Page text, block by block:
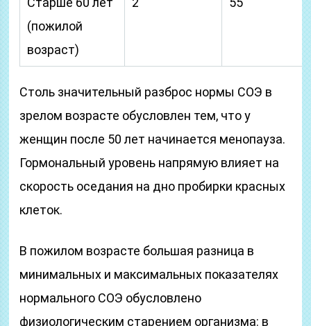
(пожилой
возраст)
Столь значительный разброс нормы СОЭ в
зрелом возрасте обусловлен тем, что у
женщин после 50 лет начинается менопауза.
Гормональный уровень напрямую влияет на
скорость оседания на дно пробирки красных
клеток.
В пожилом возрасте большая разница в
минимальных и максимальных показателях
нормального СОЭ обусловлено
физиологическим старением организма: в